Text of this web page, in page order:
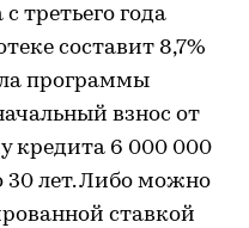
третьего года
составит 8,7%
программы
взнос от
кредита 6 000 000
30 лет. Либо можно
ставкой